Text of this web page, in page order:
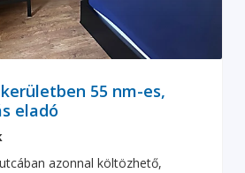
55 nm-es,
eladó
azonnal költözhető,